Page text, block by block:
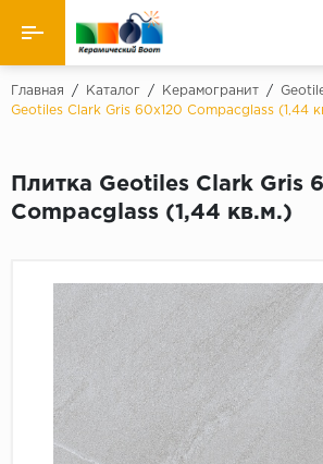
Назад
Керамическая плитка
Мозаики
Искусственный камень
Клинкер
Главная / Каталог / Керамогранит /
Geotiles Clark Gris 60x120 Compacglass (1,44
Плитка Geotiles Clark Gris
Compacglass (1,44 кв.м.)